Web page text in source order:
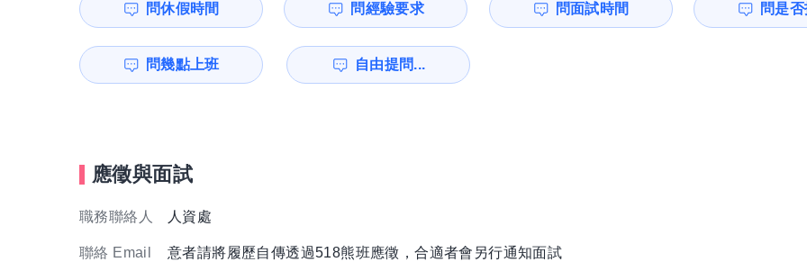
問休假時間 問經驗要求 問面試時間 問是
問幾點上班 自由提問...
應徵與面試
職務聯絡人 人資處
聯絡 Email 意者請將履歷自傳透過518熊班應徵，合適者會另行通知面試